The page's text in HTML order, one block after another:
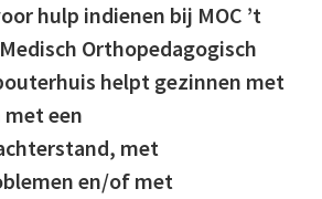
hulp indienen bij MOC ’t
Orthopedagogisch
helpt gezinnen met
een
met
en/of met